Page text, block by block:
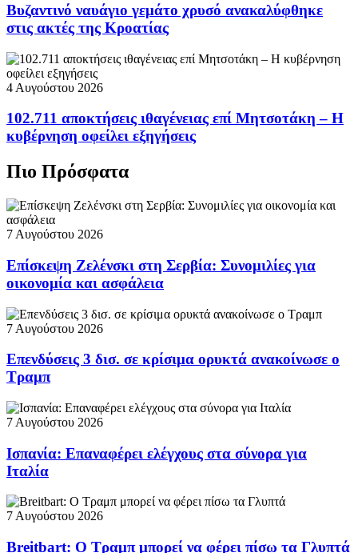
Βυζαντινό ναυάγιο γεμάτο χρυσό ανακαλύφθηκε
στις ακτές της Κροατίας
4 Αυγούστου 2026
102.711 αποκτήσεις ιθαγένειας επί Μητσοτάκη – Η
κυβέρνηση οφείλει εξηγήσεις
Πιο Πρόσφατα
7 Αυγούστου 2026
Επίσκεψη Ζελένσκι στη Σερβία: Συνομιλίες για
οικονομία και ασφάλεια
7 Αυγούστου 2026
Επενδύσεις 3 δισ. σε κρίσιμα ορυκτά ανακοίνωσε ο
Τραμπ
7 Αυγούστου 2026
Ισπανία: Επαναφέρει ελέγχους στα σύνορα για
Ιταλία
7 Αυγούστου 2026
Breitbart: Ο Τραμπ μπορεί να φέρει πίσω τα Γλυπτά